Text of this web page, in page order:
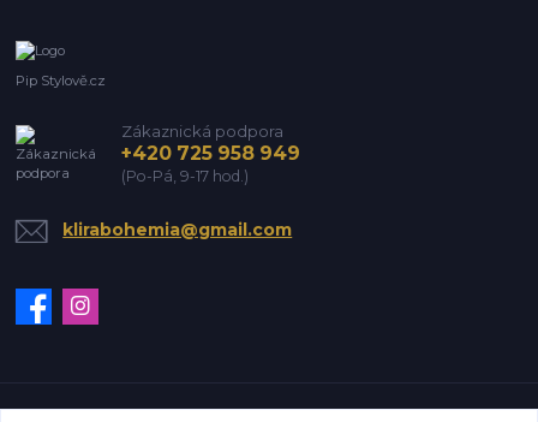
Pip Stylově.cz
Zákaznická podpora
+420 725 958 949
(Po-Pá, 9-17 hod.)
klirabohemia@gmail.com